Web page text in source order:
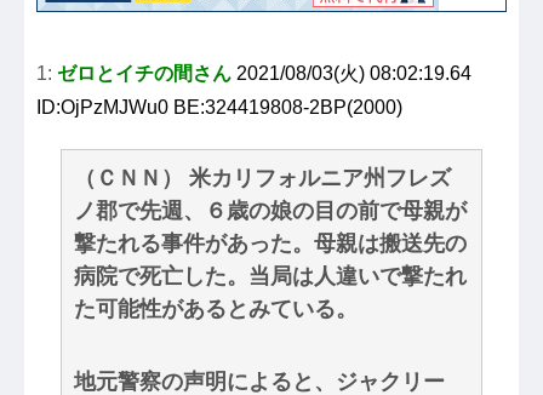
1: ゼロとイチの間さん 2021/08/03(火) 08:02:19.64
ID:OjPzMJWu0 BE:324419808-2BP(2000)
（ＣＮＮ） 米カリフォルニア州フレズ
ノ郡で先週、６歳の娘の目の前で母親が
撃たれる事件があった。母親は搬送先の
病院で死亡した。当局は人違いで撃たれ
た可能性があるとみている。
地元警察の声明によると、ジャクリー